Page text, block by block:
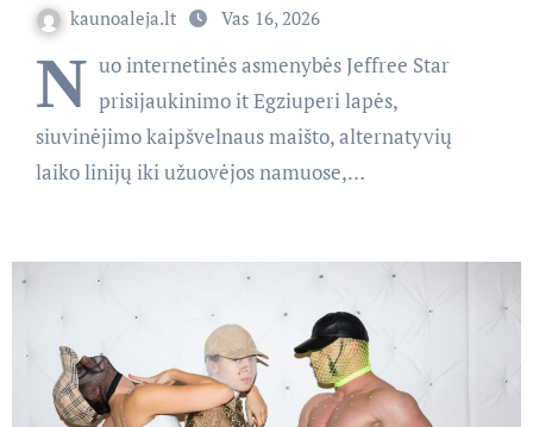
kaunoaleja.lt Vas 16, 2026
N uo internetinės asmenybės Jeffree Star
prisijaukinimo it Egziuperi lapės,
siuvinėjimo kaipšvelnaus maišto, alternatyvių
laiko linijų iki užuovėjos namuose,…